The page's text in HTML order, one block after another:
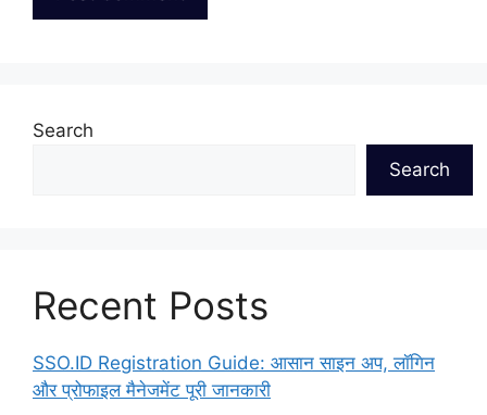
Search
Search
Recent Posts
SSO.ID Registration Guide: आसान साइन अप, लॉगिन
और प्रोफाइल मैनेजमेंट पूरी जानकारी